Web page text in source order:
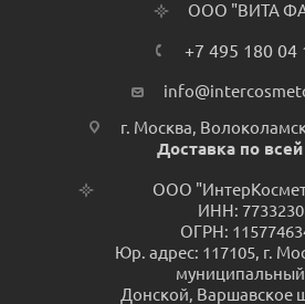
ООО "ВИТА
+7 495 180 04
г. Москва,
Доставка по
ООО
ИНН:
ОГРН:
Юр. адрес: 117105, г.
муниципальный
Донской, Варшавское